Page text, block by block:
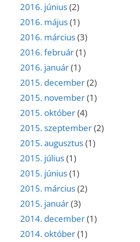
2016. június(2)
2016. május(1)
2016. március(3)
2016. február(1)
2016. január(1)
2015. december(2)
2015. november(1)
2015. október(4)
2015. szeptember(2)
2015. augusztus(1)
2015. július(1)
2015. június(1)
2015. március(2)
2015. január(3)
2014. december(1)
2014. október(1)